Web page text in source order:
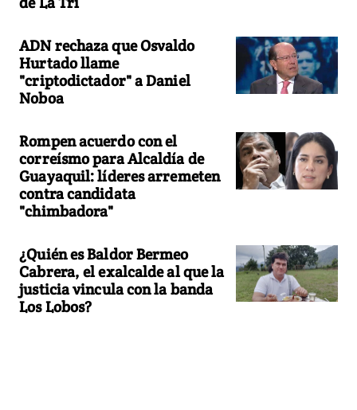
ADN rechaza que Osvaldo
Hurtado llame
"criptodictador" a Daniel
Noboa
Rompen acuerdo con el
correísmo para Alcaldía de
Guayaquil: líderes arremeten
contra candidata
"chimbadora"
¿Quién es Baldor Bermeo
Cabrera, el exalcalde al que la
justicia vincula con la banda
Los Lobos?